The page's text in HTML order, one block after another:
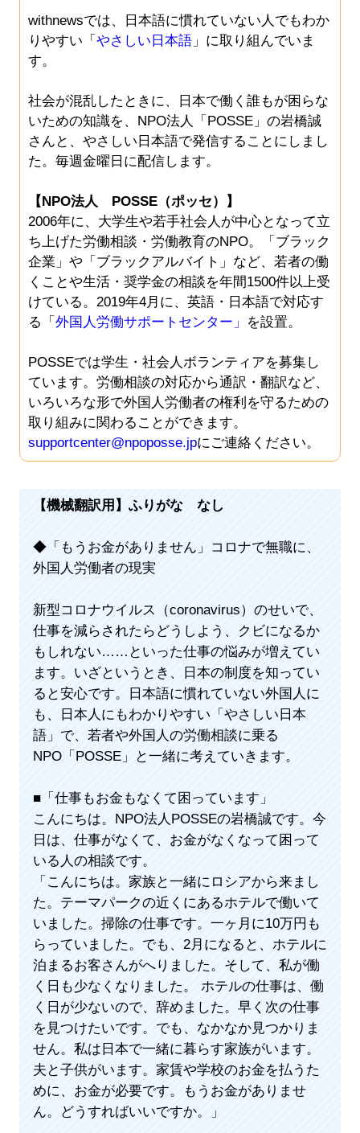
withnewsでは、日本語に慣れていない人でもわか
りやすい「やさしい日本語 」に取り組んでいま
す。
社会が混乱したときに、日本で働く誰もが困らな
いための知識を、NPO法人「POSSE」の岩橋誠
さんと、やさしい日本語で発信することにしまし
た。毎週金曜日に配信します。
【NPO法人 POSSE（ポッセ）】
2006年に、大学生や若手社会人が中心となって立
ち上げた労働相談・労働教育のNPO。「ブラック
企業」や「ブラックアルバイト」など、若者の働
くことや生活・奨学金の相談を年間1500件以上受
けている。2019年4月に、英語・日本語で対応す
る「外国人労働サポートセンター」 を設置。
POSSEでは学生・社会人ボランティアを募集し
ています。労働相談の対応から通訳・翻訳など、
いろいろな形で外国人労働者の権利を守るための
取り組みに関わることができます。
supportcenter@npoposse.jpにご連絡ください。
【機械翻訳用】ふりがな なし
◆「もうお金がありません」コロナで無職に、
外国人労働者の現実
新型コロナウイルス（coronavirus）のせいで、
仕事を減らされたらどうしよう、クビになるか
もしれない……といった仕事の悩みが増えてい
ます。いざというとき、日本の制度を知ってい
ると安心です。日本語に慣れていない外国人に
も、日本人にもわかりやすい「やさしい日本
語」で、若者や外国人の労働相談に乗る
NPO「POSSE」と一緒に考えていきます。
■「仕事もお金もなくて困っています」
こんにちは。NPO法人POSSEの岩橋誠です。今
日は、仕事がなくて、お金がなくなって困って
いる人の相談です。
「こんにちは。家族と一緒にロシアから来まし
た。テーマパークの近くにあるホテルで働いて
いました。掃除の仕事です。一ヶ月に10万円も
らっていました。でも、2月になると、ホテルに
泊まるお客さんがへりました。そして、私が働
く日も少なくなりました。 ホテルの仕事は、働
く日が少ないので、辞めました。早く次の仕事
を見つけたいです。でも、なかなか見つかりま
せん。私は日本で一緒に暮らす家族がいます。
夫と子供がいます。家賃や学校のお金を払うた
めに、お金が必要です。もうお金がありませ
ん。どうすればいいですか。」